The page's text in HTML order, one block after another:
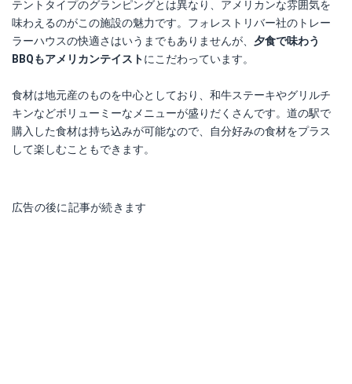
テントタイプのグランピングとは異なり、アメリカンな雰囲気を
味わえるのがこの施設の魅力です。フォレストリバー社のトレー
ラーハウスの快適さはいうまでもありませんが、 夕食で味わう
BBQもアメリカンテイストにこだわっています。
食材は地元産のものを中心としており、和牛ステーキやグリルチ
キンなどボリューミーなメニューが盛りだくさんです。道の駅で
購入した食材は持ち込みが可能なので、自分好みの食材をプラス
して楽しむこともできます。
広告の後に記事が続きます